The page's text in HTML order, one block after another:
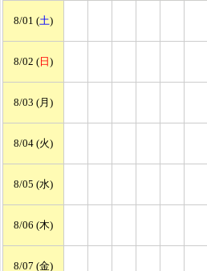
8/01 (土)
8/02 ( 日 )
8/03 (月)
8/04 (火)
8/05 (水)
8/06 (木)
8/07 (金)